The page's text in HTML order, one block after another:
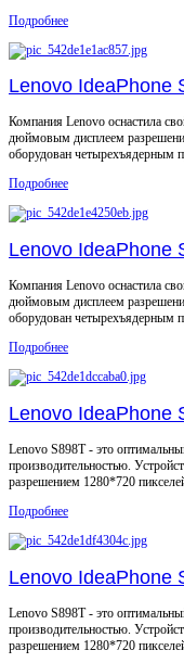
Подробнее
Lenovo IdeaPhone
Компания Lenovo оснастила
дюймовым дисплеем
оборудован четырехъядерным
Подробнее
Lenovo IdeaPhone
Компания Lenovo оснастила
дюймовым дисплеем
оборудован четырехъядерным
Подробнее
Lenovo IdeaPhone
Lenovo S898T - это
производительностью.
разрешением 1280*720
Подробнее
Lenovo IdeaPhone
Lenovo S898T - это
производительностью.
разрешением 1280*720